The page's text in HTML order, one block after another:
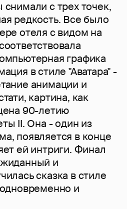
с трех точек,
редкость. Все было
отеля с видом на
графика
в стиле "Аватара" -
анимации и
картина, как
90-летию
II. Она - один из
появляется в конце
ей интриги. Финал
и
сказка в стиле
и